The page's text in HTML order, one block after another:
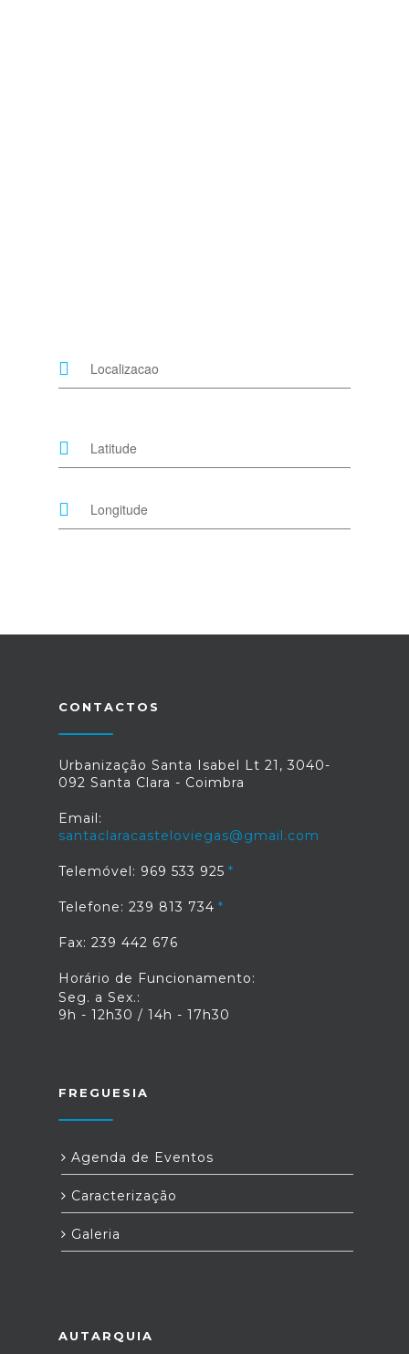
CONTACTOS
Urbanização Santa Isabel Lt 21, 3040-
092 Santa Clara - Coimbra
Email:
santaclaracasteloviegas@gmail.com
Telemóvel: 969 533 925
Telefone: 239 813 734
Fax: 239 442 676
Horário de Funcionamento:
Seg. a Sex.:
9h - 12h30 / 14h - 17h30
FREGUESIA
Agenda de Eventos
Caracterização
Galeria
AUTARQUIA